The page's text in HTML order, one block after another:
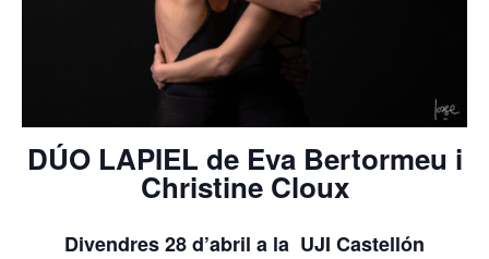
DÚO LAPIEL de Eva Bertormeu i
Christine Cloux
Divendres 28 d’abril a la UJI Castellón